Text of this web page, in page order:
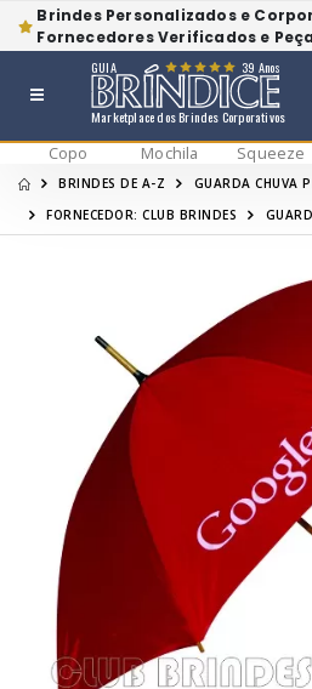
Brindes Personalizados e
Fornecedores Verificados e
Marketplace dos Brindes Corporativos
GUIA 39 Anos
Copo Mochila Squeeze
BRINDES DE A-Z
GUARDA CHUVA
FORNECEDOR: CLUB BRINDES